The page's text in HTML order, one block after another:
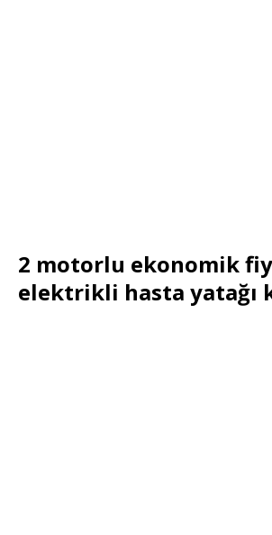
2 motorlu ekonomik
elektrikli hasta yatağı